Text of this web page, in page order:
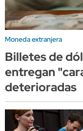
Moneda extranjera
Billetes de
entregan
deterioradas